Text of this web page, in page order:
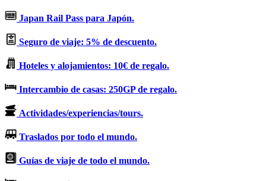
Japan Rail Pass para Japón.
Seguro de viaje: 5% de descuento.
Hoteles y alojamientos: 10€ de regalo.
Intercambio de casas: 250GP de regalo.
Actividades/experiencias/tours.
Traslados por todo el mundo.
Guías de viaje de todo el mundo.